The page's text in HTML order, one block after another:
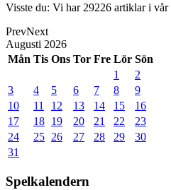
Visste du: Vi har 29226 artiklar i vår
PrevNext
Augusti 2026
Mån Tis Ons Tor Fre Lör Sön
1
2
3
4 5 6 7 8
9
10
11 12 13 14 15
16
17
18 19 20 21 22
23
24
25 26 27 28 29
30
31
Spelkalendern